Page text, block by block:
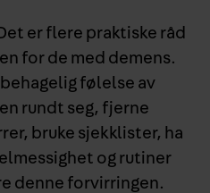
er flere praktiske råd
for de med demens.
følelse av
rundt seg, fjerne
bruke sjekklister, ha
og rutiner
denne forvirringen.